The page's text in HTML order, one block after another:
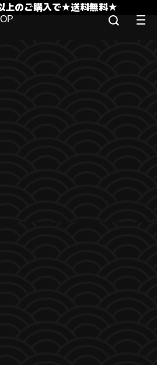
上のご購入で★送料無料★